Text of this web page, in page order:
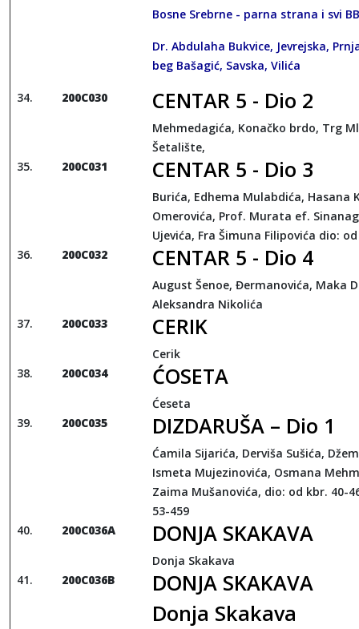
Bosne Srebrne - parna strana i svi
Dr. Abdulaha Bukvice, Jevrejska,
beg Bašagić, Savska, Vilića
200C030 CENTAR 5 - Dio 2
Mehmedagića, Konačko brdo, Trg
Šetalište,
200C031
CENTAR 5 - Dio 3
Burića, Edhema Mulabdića, Hasana
Omerovića, Prof. Murata ef.
Ujevića, Fra Šimuna Filipovića dio:
200C032
CENTAR 5 - Dio 4
August Šenoe, Đermanovića, Maka
Aleksandra Nikolića
200C033
CERIK
Cerik
200C034
ĆOSETA
Ćeseta
200C035
DIZDARUŠA – Dio 1
Ćamila Sijarića, Derviša Sušića,
Ismeta Mujezinovića, Osmana
Zaima Mušanovića, dio: od kbr. 40-
53-459
200C036A DONJA SKAKAVA
Donja Skakava
200C036B
DONJA SKAKAVA
Donja Skakava